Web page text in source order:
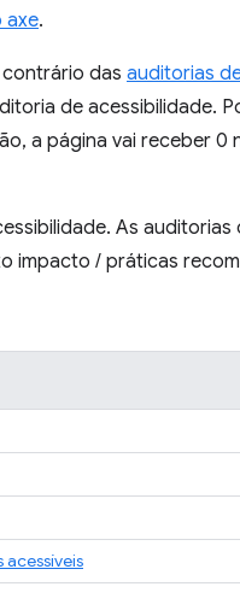
axe.
das auditorias
de acessibilidade.
a página vai receber 0
As auditorias
impacto / práticas
acessíveis